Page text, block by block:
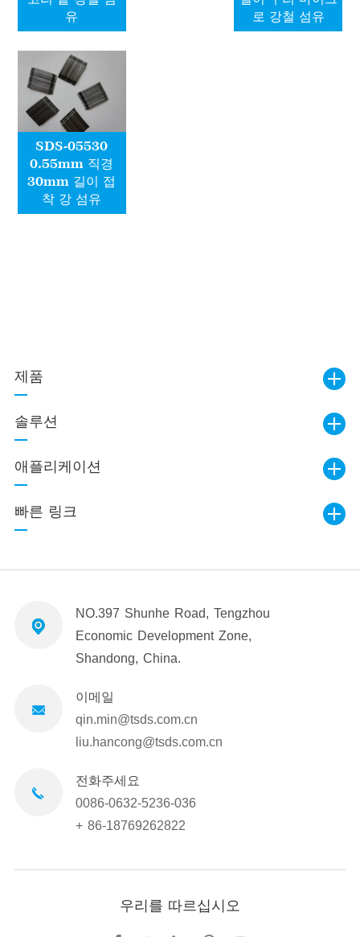
유
로 강철 섬유
SDS-05530
0.55mm 직경
30mm 길이 접
착 강 섬유
제품
솔루션
애플리케이션
빠른 링크
NO.397 Shunhe Road, Tengzhou
Economic Development Zone,
Shandong, China.
이메일
qin.min@tsds.com.cn
liu.hancong@tsds.com.cn
전화주세요
0086-0632-5236-036
+ 86-18769262822
우리를 따르십시오